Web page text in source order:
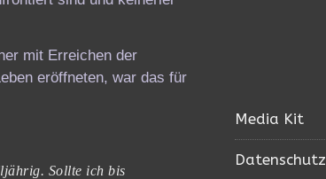
mit Erreichen der
eröffneten, war das für
Sollte ich bis
Media Kit
Datenschutz